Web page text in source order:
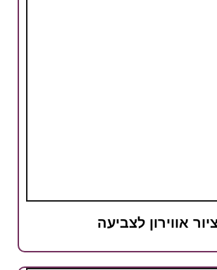
אווירון לצביעה